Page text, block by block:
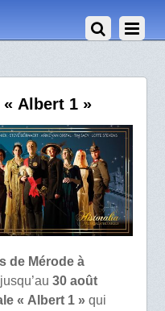
Albert 1 »
de Mérode à
30 août
« Albert 1 »qui